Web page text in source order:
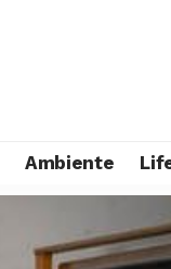
Ambiente